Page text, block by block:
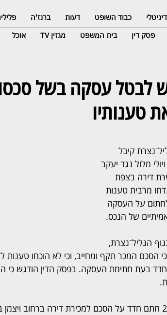
כבוד השופט דעות ברנז'ה
פסק דין בית המשפט מגזין TV אוכל
לבטל עסקה בשל
טענותיו
קיבל
מלול נגד יעקב
דירה בצפת
נדחו מרבית טענות
על העסקה
של הנכס.
הגליל־נצרת,
הסכם המכר תקף ומחייב, וכי לא הוכחו טענות
בעת חתימת העסקה. בפסק הדין הודגש כי
לפי פסק הדין, באוקטובר 2021 חתם חדד על הסכם למכירת דירה